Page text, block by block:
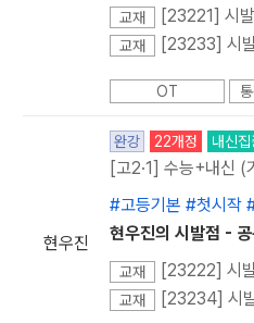
교재 [23221] 시
교재 [23233] 시
OT
현우진
완강 22개정 내신집
[고2·1] 수능+내신 (
#고등기본 #첫시작
현우진의 시발점 -
교재 [23222] 시
교재 [23234] 시